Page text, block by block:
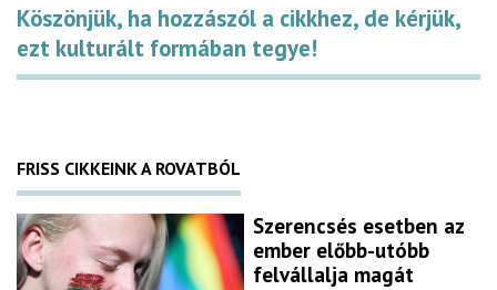
Köszönjük, ha hozzászól a cikkhez, de kérjük,
ezt kulturált formában tegye!
FRISS CIKKEINK A ROVATBÓL
Szerencsés esetben az
ember előbb-utóbb
felvállalja magát